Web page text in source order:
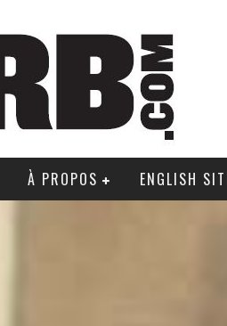
À PROPOS ENGLISH